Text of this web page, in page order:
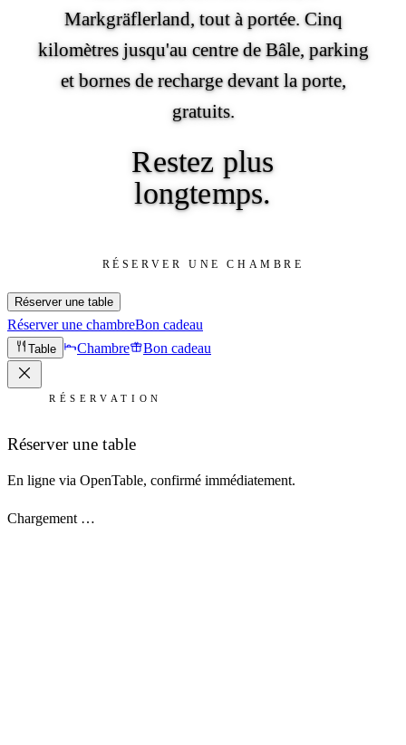
Markgräflerland, tout à portée. Cinq
kilomètres jusqu'au centre de Bâle, parking
et bornes de recharge devant la porte,
gratuits.
Restez plus
longtemps.
RÉSERVER UNE CHAMBRE
Réserver une table
Réserver une chambreBon cadeau
Table Chambre Bon cadeau
RÉSERVATION
Réserver une table
En ligne via OpenTable, confirmé immédiatement.
Chargement …